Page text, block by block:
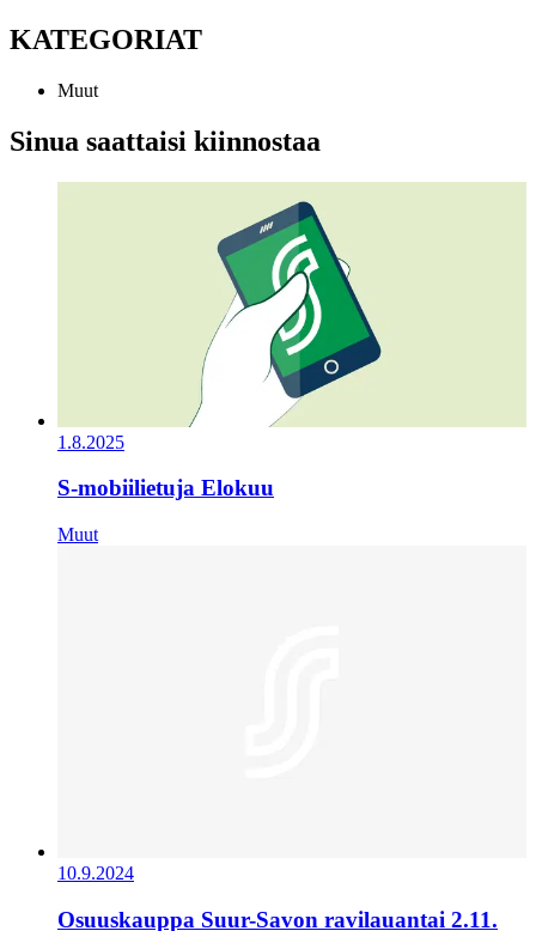
KATEGORIAT
Muut
Sinua saattaisi kiinnostaa
1.8.2025
S-mobiilietuja Elokuu
Muut
10.9.2024
Osuuskauppa Suur-Savon ravilauantai 2.11.